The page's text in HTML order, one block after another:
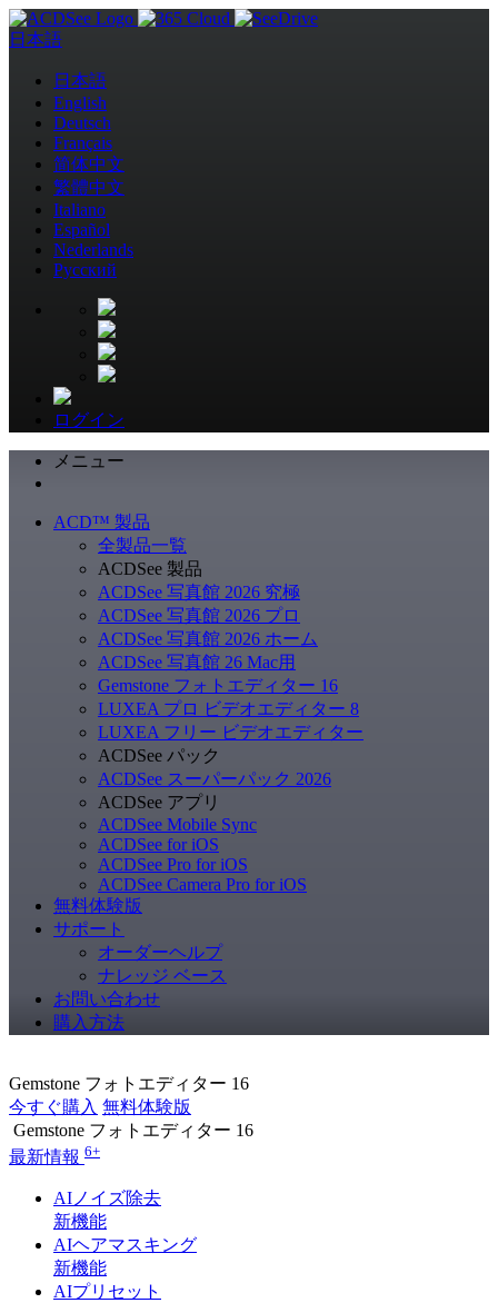
日本語
日本語
English
Deutsch
Français
简体中文
繁體中文
Italiano
Español
Nederlands
Pусский
ログイン
メニュー
ACD™ 製品
全製品一覧
ACDSee 製品
ACDSee 写真館 2026 究極
ACDSee 写真館 2026 プロ
ACDSee 写真館 2026 ホーム
ACDSee 写真館 26 Mac用
Gemstone フォトエディター 16
LUXEA プロ ビデオエディター 8
LUXEA フリー ビデオエディター
ACDSee パック
ACDSee スーパーパック 2026
ACDSee アプリ
ACDSee Mobile Sync
ACDSee for iOS
ACDSee Pro for iOS
ACDSee Camera Pro for iOS
無料体験版
サポート
オーダーヘルプ
ナレッジ ベース
お問い合わせ
購入方法
Gemstone フォトエディター 16
今すぐ購入 無料体験版
Gemstone フォトエディター 16
最新情報 6+
AIノイズ除去
新機能
AIヘアマスキング
新機能
AIプリセット